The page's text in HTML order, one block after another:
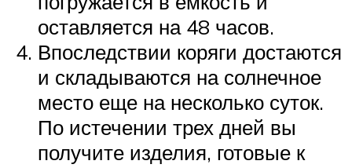
оставляется на 48 часов.
Впоследствии коряги достаются
и складываются на солнечное
место еще на несколько суток.
По истечении трех дней вы
получите изделия, готовые к